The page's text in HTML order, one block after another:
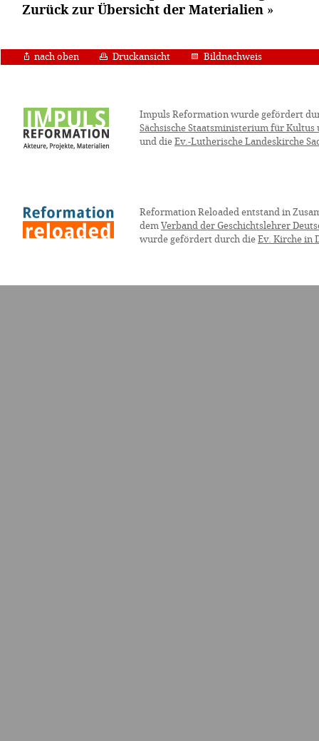
Zurück zur Übersicht der Materialien »
nach oben Druckansicht Bildnachweis
Impuls Reformation wurde gefördert
Sächsische Staatsministerium für Kultus
und die Ev.-Lutherische Landeskirche
Reformation Reloaded entstand in
dem Verband der Geschichtslehrer
wurde gefördert durch die Ev. Kirche in